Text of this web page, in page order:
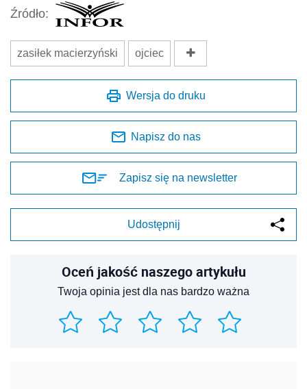
Źródło:
zasiłek macierzyński ojciec
Wersja do druku
Napisz do nas
Zapisz się na newsletter
Udostępnij
Oceń jakość naszego artykułu
Twoja opinia jest dla nas bardzo ważna